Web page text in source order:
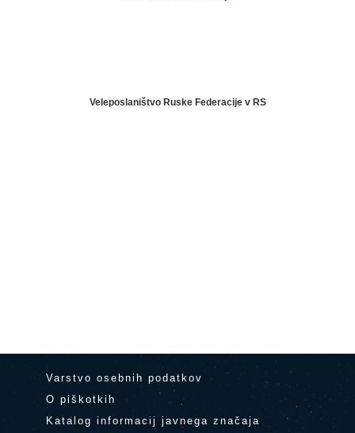
Veleposlaništvo Ruske Federacije v RS
Varstvo osebnih podatkov
O piškotkih
Katalog informacij javnega značaja